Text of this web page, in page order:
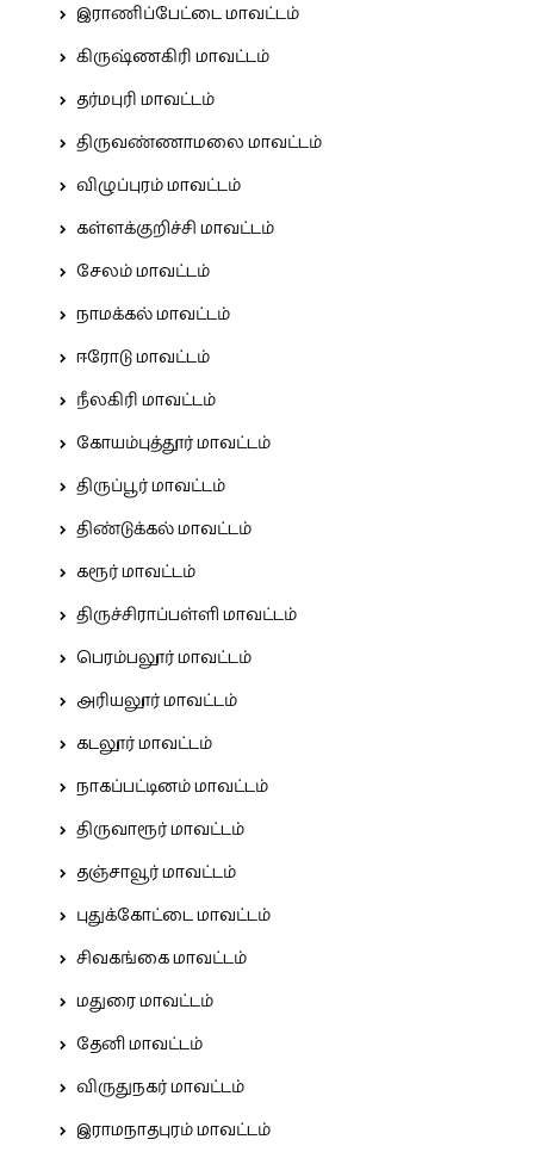
இராணிப்பேட்டை மாவட்டம்
கிருஷ்ணகிரி மாவட்டம்
தர்மபுரி மாவட்டம்
திருவண்ணாமலை மாவட்டம்
விழுப்புரம் மாவட்டம்
கள்ளக்குறிச்சி மாவட்டம்
சேலம் மாவட்டம்
நாமக்கல் மாவட்டம்
ஈரோடு மாவட்டம்
நீலகிரி மாவட்டம்
கோயம்புத்தூர் மாவட்டம்
திருப்பூர் மாவட்டம்
திண்டுக்கல் மாவட்டம்
கரூர் மாவட்டம்
திருச்சிராப்பள்ளி மாவட்டம்
பெரம்பலூர் மாவட்டம்
அரியலூர் மாவட்டம்
கடலூர் மாவட்டம்
நாகப்பட்டினம் மாவட்டம்
திருவாரூர் மாவட்டம்
தஞ்சாவூர் மாவட்டம்
புதுக்கோட்டை மாவட்டம்
சிவகங்கை மாவட்டம்
மதுரை மாவட்டம்
தேனி மாவட்டம்
விருதுநகர் மாவட்டம்
இராமநாதபுரம் மாவட்டம்